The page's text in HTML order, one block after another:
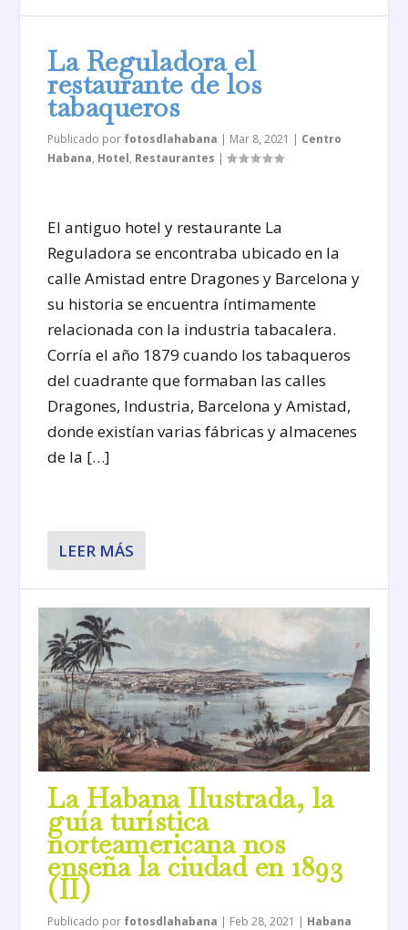
La Reguladora el
restaurante de los
tabaqueros
Publicado por fotosdlahabana | Mar 8, 2021 | Centro
Habana, Hotel, Restaurantes |
El antiguo hotel y restaurante La
Reguladora se encontraba ubicado en la
calle Amistad entre Dragones y Barcelona y
su historia se encuentra íntimamente
relacionada con la industria tabacalera.
Corría el año 1879 cuando los tabaqueros
del cuadrante que formaban las calles
Dragones, Industria, Barcelona y Amistad,
donde existían varias fábricas y almacenes
de la […]
LEER MÁS
La Habana Ilustrada, la
guía turística
norteamericana nos
enseña la ciudad en 1893
(II)
Publicado por fotosdlahabana | Feb 28, 2021 | Habana